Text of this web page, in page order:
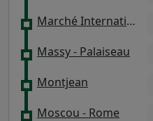
Marché International de Rungis
Massy - Palaiseau
Montjean
Moscou - Rome